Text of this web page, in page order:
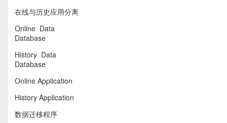
在线与历史应用分离
Online Data
Database
History Data
Database
Online Application
History Application
数据迁移程序